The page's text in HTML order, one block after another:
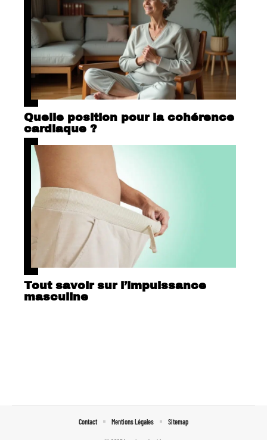
Quelle position pour la cohérence
cardiaque ?
Tout savoir sur l’impuissance
masculine
Contact Mentions Légales Sitemap